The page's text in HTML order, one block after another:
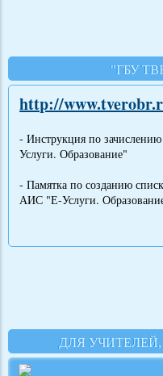
"ГБУ
http://
- Инструкция по
Услуги. Образование"
- Памятка по созданию
АИС "Е-Услуги.
ДЛЯ